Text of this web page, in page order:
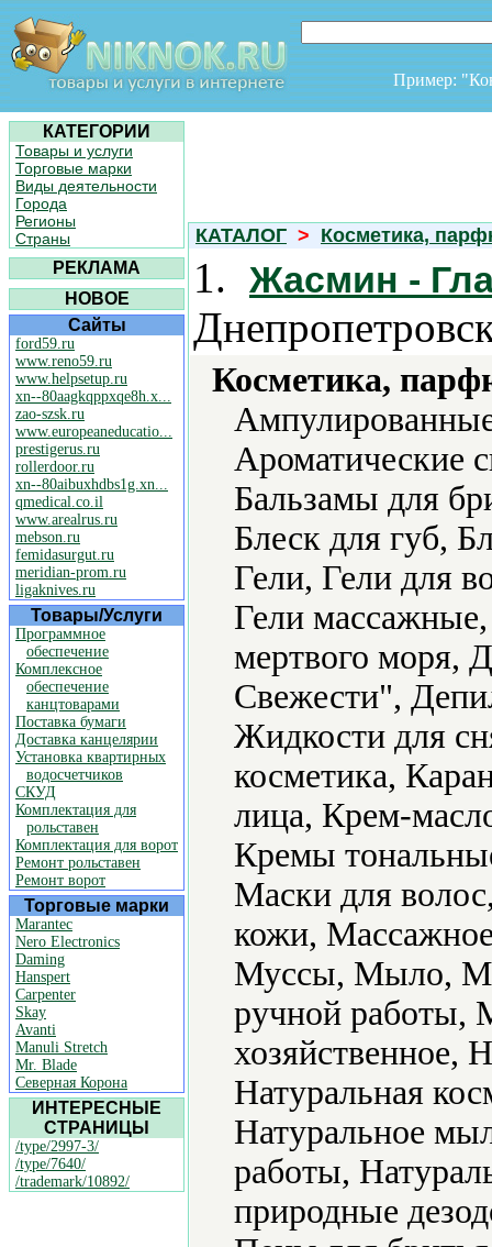
Пример:
КАТЕГОРИИ
Товары и услуги
Торговые марки
Виды деятельности
Города
Регионы
Страны
РЕКЛАМА
НОВОЕ
Сайты
ford59.ru
www.reno59.ru
www.helpsetup.ru
xn--80aagkqppxqe8h.x...
zao-szsk.ru
www.europeaneducatio...
prestigerus.ru
rollerdoor.ru
xn--80aibuxhdbs1g.xn...
qmedical.co.il
www.arealrus.ru
mebson.ru
femidasurgut.ru
meridian-prom.ru
ligaknives.ru
Товары/Услуги
Программное
обеспечение
Комплексное
обеспечение
канцтоварами
Поставка бумаги
Доставка канцелярии
Установка квартирных
водосчетчиков
СКУД
Комплектация для
рольставен
Комплектация для ворот
Ремонт рольставен
Ремонт ворот
Торговые марки
Marantec
Nero Electronics
Daming
Hanspert
Carpenter
Skay
Avanti
Manuli Stretch
Mr. Blade
Северная Корона
ИНТЕРЕСНЫЕ
СТРАНИЦЫ
/type/2997-3/
/type/7640/
/trademark/10892/
КАТАЛОГ > Косметика,
1. Жасмин -
Косметика,
Ароматические
Бальзамы для
Блеск для губ,
Гели, Гели для
Гели
мертвого моря,
Свежести",
Жидкости для
косметика,
лица, Крем-
Кремы
Маски для
кожи,
Муссы, Мыло,
ручной работы,
хозяйственное,
Натуральная
Натуральное
работы,
природные